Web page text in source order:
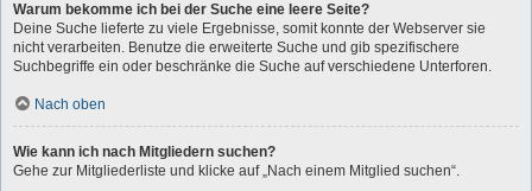
Warum bekomme ich bei der Suche eine leere Seite?
Deine Suche lieferte zu viele Ergebnisse, somit konnte der Webserver sie
nicht verarbeiten. Benutze die erweiterte Suche und gib spezifischere
Suchbegriffe ein oder beschränke die Suche auf verschiedene Unterforen.
Nach oben
Wie kann ich nach Mitgliedern suchen?
Gehe zur Mitgliederliste und klicke auf „Nach einem Mitglied suchen“.